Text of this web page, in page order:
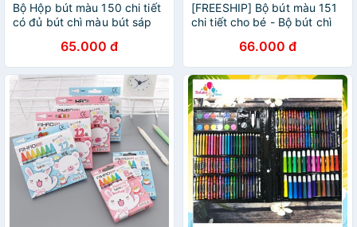
Bộ Hộp bút màu 150 chi tiết
có đủ bút chì màu bút sáp
cho bé làm quà tặng cho bé
65.000 đ
[FREESHIP] Bộ bút màu 151
chi tiết cho bé - Bộ bút chì
66.000 đ